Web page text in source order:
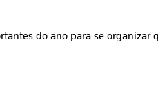
do ano para se